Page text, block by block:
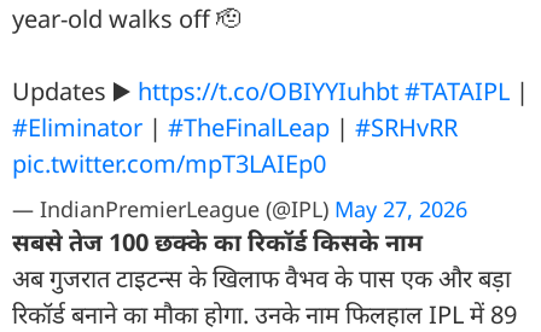
year-old walks off 🫡
Updates ▶️ https://t.co/OBIYYIuhbt#TATAIPL |
#Eliminator | #TheFinalLeap | #SRHvRR
pic.twitter.com/mpT3LAIEp0
— IndianPremierLeague (@IPL) May 27, 2026
सबसे तेज 100 छक्के का र‍िकॉर्ड किसके नाम
अब गुजरात टाइटन्स के खिलाफ वैभव के पास एक और बड़ा
रिकॉर्ड बनाने का मौका होगा. उनके नाम फिलहाल IPL में 89